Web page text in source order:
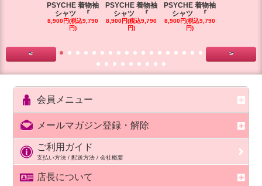
PSYCHE 着物袖
シャツ 『
8,900円(税込9,790
円)
PSYCHE 着物袖
シャツ 『
8,900円(税込9,790
円)
PSYCHE 着物袖
シャツ 『
8,900円(税込9,790
円)
< >
会員メニュー
メールマガジン登録・解除
ご利用ガイド
支払い方法 / 配送方法 / 会社概要
店長について